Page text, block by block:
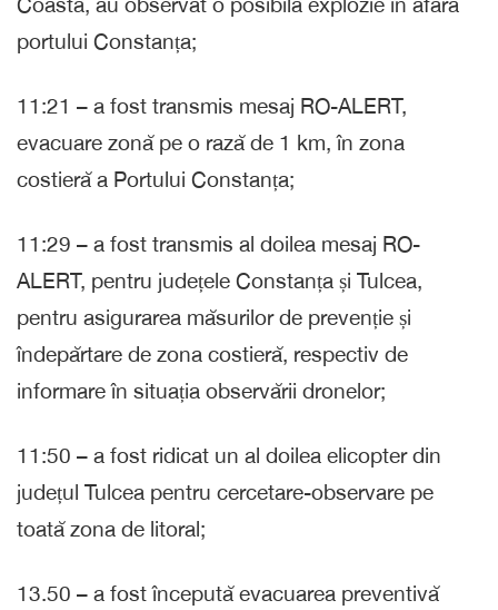
Coastă, au observat o posibilă explozie în afara
portului Constanța;
11:21 – a fost transmis mesaj RO-ALERT,
evacuare zonă pe o rază de 1 km, în zona
costieră a Portului Constanța;
11:29 – a fost transmis al doilea mesaj RO-
ALERT, pentru județele Constanța și Tulcea,
pentru asigurarea măsurilor de prevenție și
îndepărtare de zona costieră, respectiv de
informare în situația observării dronelor;
11:50 – a fost ridicat un al doilea elicopter din
județul Tulcea pentru cercetare-observare pe
toată zona de litoral;
13.50 – a fost începută evacuarea preventivă